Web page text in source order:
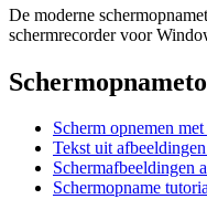
De moderne
schermrecorder voor
Scherm opnemen
Tekst uit
Schermafbeeldingen
Schermopname